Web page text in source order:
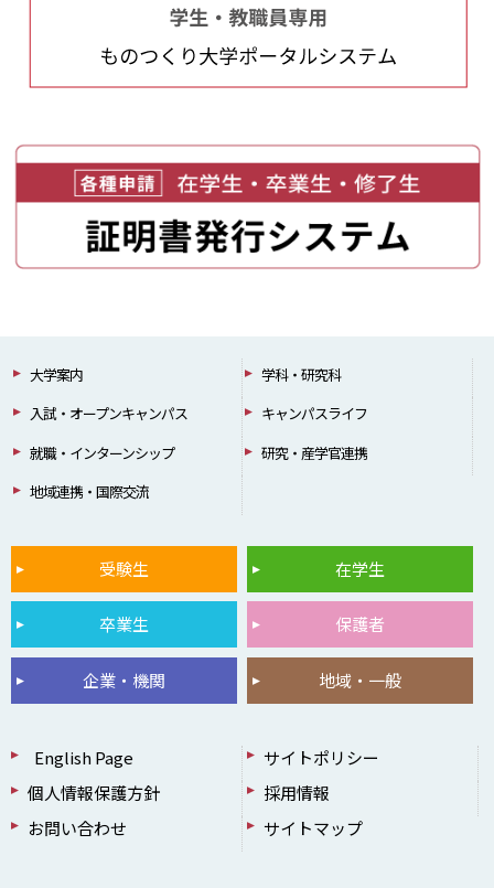
大学案内
学科・研究科
入試・オープンキャンパス
キャンパスライフ
就職・インターンシップ
研究・産学官連携
地域連携・国際交流
受験生 在学生
卒業生 保護者
企業・機関 地域・一般
English Page
サイトポリシー
個人情報保護方針
採用情報
お問い合わせ
サイトマップ